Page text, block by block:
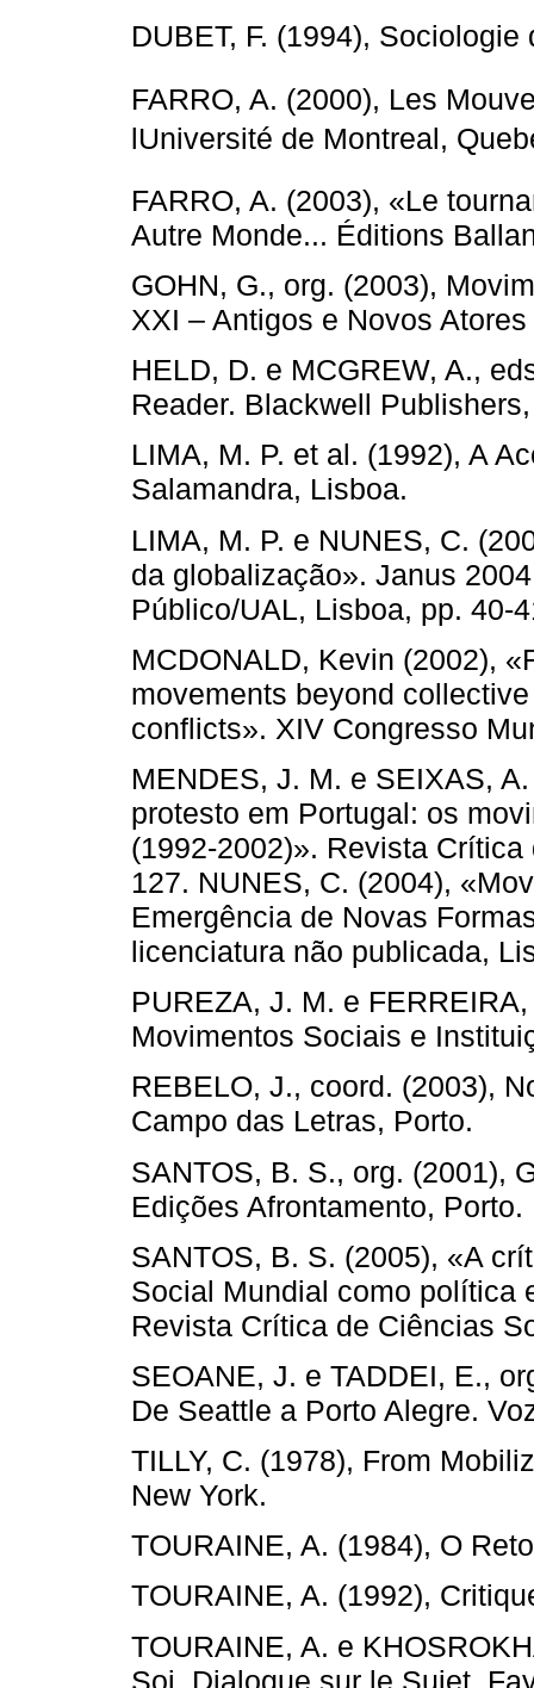
DUBET, F. (1994), Sociologie
FARRO, A. (2000), Les
lUniversité de Montreal,
FARRO, A. (2003), «Le
Autre Monde... Éditions
GOHN, G., org. (2003),
XXI – Antigos e Novos
HELD, D. e MCGREW, A.,
Reader. Blackwell
LIMA, M. P. et al. (1992), A
Salamandra, Lisboa.
LIMA, M. P. e NUNES, C.
da globalização». Janus
Público/UAL, Lisboa, pp. 40-
MCDONALD, Kevin (2002),
movements beyond
conflicts». XIV Congresso
MENDES, J. M. e SEIXAS,
protesto em Portugal: os
(1992-2002)». Revista
127. NUNES, C. (2004),
Emergência de Novas
licenciatura não publicada,
PUREZA, J. M. e
Movimentos Sociais e
REBELO, J., coord. (2003),
Campo das Letras, Porto.
SANTOS, B. S., org. (2001),
Edições Afrontamento, Porto.
SANTOS, B. S. (2005), «A
Social Mundial como política
Revista Crítica de Ciências
SEOANE, J. e TADDEI, E.,
De Seattle a Porto Alegre.
TILLY, C. (1978), From
New York.
TOURAINE, A. (1984), O
TOURAINE, A. (1992),
TOURAINE, A. e
Soi. Dialogue sur le Sujet.